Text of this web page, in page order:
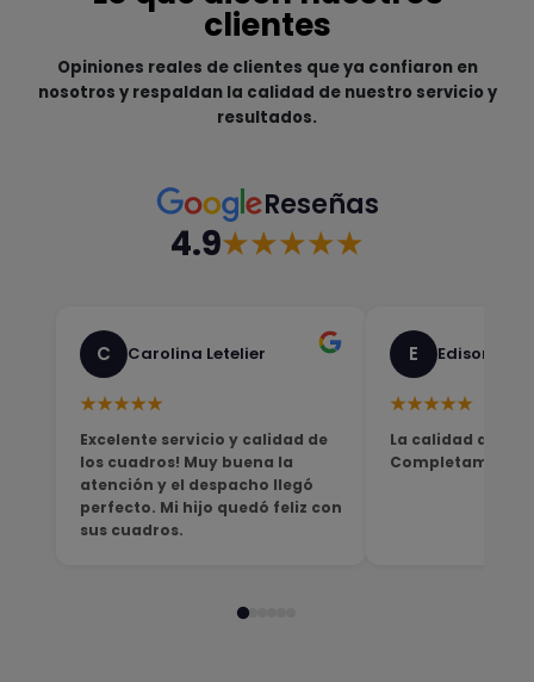
clientes
Opiniones reales de clientes que ya confiaron en
nosotros y respaldan la calidad de nuestro servicio y
resultados.
Reseñas
4.9★★★★★
C Carolina Letelier
★★★★★
Excelente servicio y calidad de
los cuadros! Muy buena la
atención y el despacho llegó
perfecto. Mi hijo quedó feliz con
sus cuadros.
E Edison
★★★★★
La calidad del
Completamente